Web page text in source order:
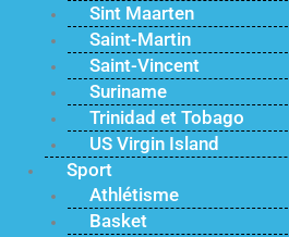
Sint Maarten
Saint-Martin
Saint-Vincent
Suriname
Trinidad et Tobago
US Virgin Island
Sport
Athlétisme
Basket